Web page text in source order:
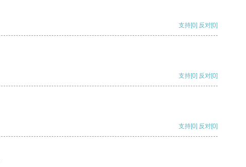
支持[0] 反对[0]
支持[0] 反对[0]
支持[0] 反对[0]